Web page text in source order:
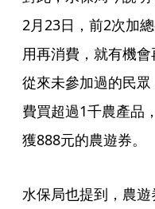
2月23日，前2次加
用再消費，就有機
從來未參加過的民
費買超過1千農產品
獲888元的農遊券。
水保局也提到，農